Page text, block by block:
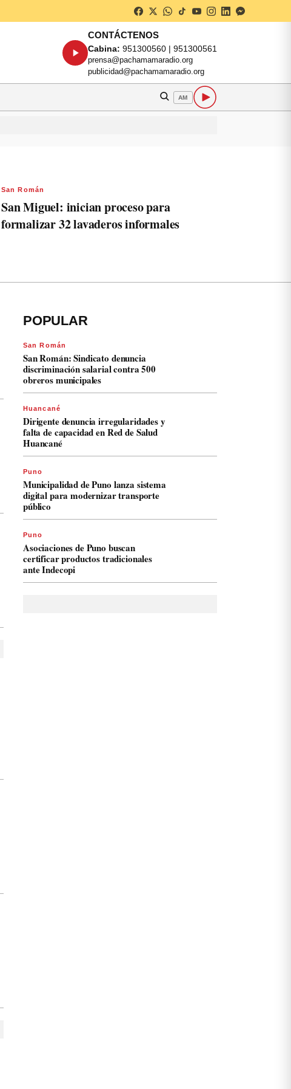
CONTÁCTENOS
Cabina: 951300560 | 951300561
prensa@pachamamaradio.org
publicidad@pachamamaradio.org
AM
San Román
San Miguel: inician proceso para
formalizar 32 lavaderos informales
POPULAR
San Román
San Román: Sindicato denuncia
discriminación salarial contra 500
obreros municipales
Huancané
Dirigente denuncia irregularidades y
falta de capacidad en Red de Salud
Huancané
Puno
Municipalidad de Puno lanza sistema
digital para modernizar transporte
público
Puno
Asociaciones de Puno buscan
certificar productos tradicionales
ante Indecopi